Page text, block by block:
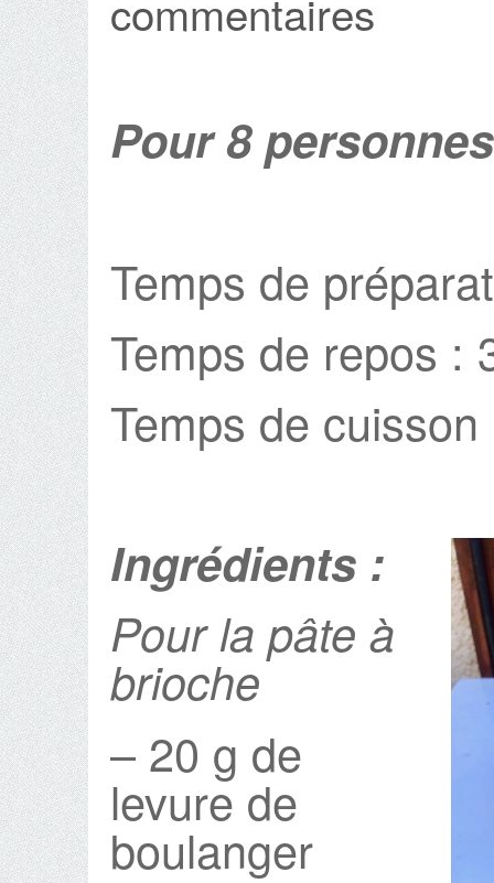
commentaires
Pour 8 personnes
Temps de
Temps de repos :
Temps de
Ingrédients :
Pour la pâte à
brioche
– 20 g de
levure de
boulanger